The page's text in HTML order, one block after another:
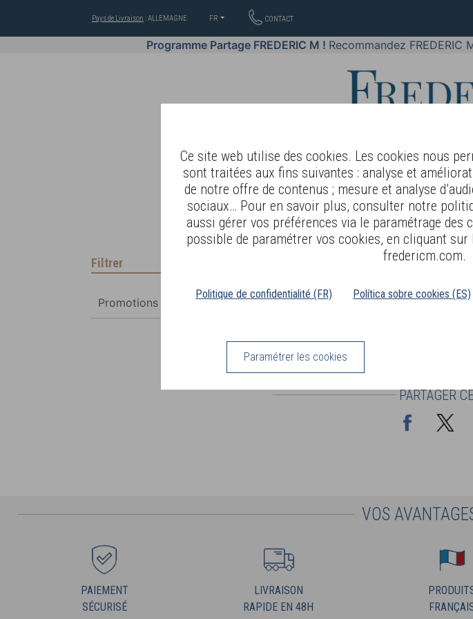
Ce site web utilise des cookies. Les cookies nous
sont traitées aux fins suivantes : analyse et
de notre offre de contenus ; mesure et analyse
sociaux… Pour en savoir plus, consulter notre
aussi gérer vos préférences via le paramétrage
possible de paramétrer vos cookies, en cliquant
fredericm.com.
Politique de confidentialité (FR) Política sobre cookies (ES)
Paramétrer les cookies
Pays de Livraison : ALLEMAGNE FR CONTACT
Programme Partage FREDERIC M ! Recommandez FREDERIC
BIEN-ÊTRE PAR BODY LANGUAGE OFFRES
Filtrer
Promotions
PARTAGER
VOS
PAIEMENT
SÉCURISÉ
LIVRAISON
RAPIDE EN 48H